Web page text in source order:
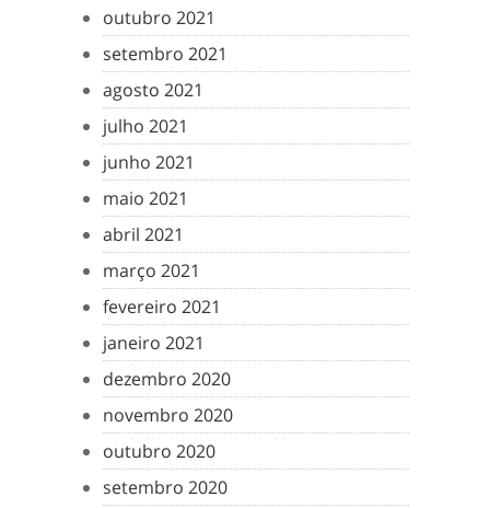
outubro 2021
setembro 2021
agosto 2021
julho 2021
junho 2021
maio 2021
abril 2021
março 2021
fevereiro 2021
janeiro 2021
dezembro 2020
novembro 2020
outubro 2020
setembro 2020